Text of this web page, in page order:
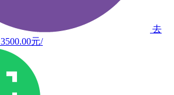
去
3500.00元/